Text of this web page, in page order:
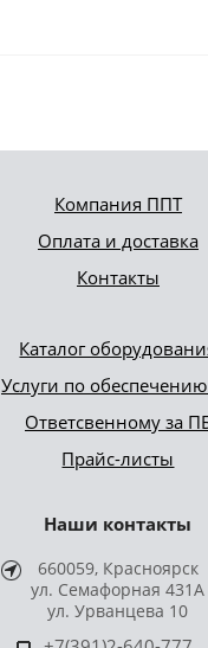
Компания ППТ
Оплата и доставка
Контакты
Каталог
Услуги по
Ответсвенному за
Прайс-листы
Наши контакты
660059, Красноярск
ул. Семафорная 431А
ул. Урванцева 10